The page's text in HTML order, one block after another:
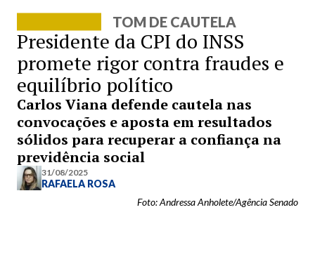
TOM DE CAUTELA
Presidente da CPI do INSS
promete rigor contra fraudes e
equilíbrio político
Carlos Viana defende cautela nas
convocações e aposta em resultados
sólidos para recuperar a confiança na
previdência social
31/08/2025
RAFAELA ROSA
Foto: Andressa Anholete/Agência Senado